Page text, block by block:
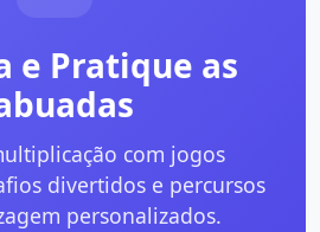
e Pratique as
com jogos
divertidos e percursos
personalizados.